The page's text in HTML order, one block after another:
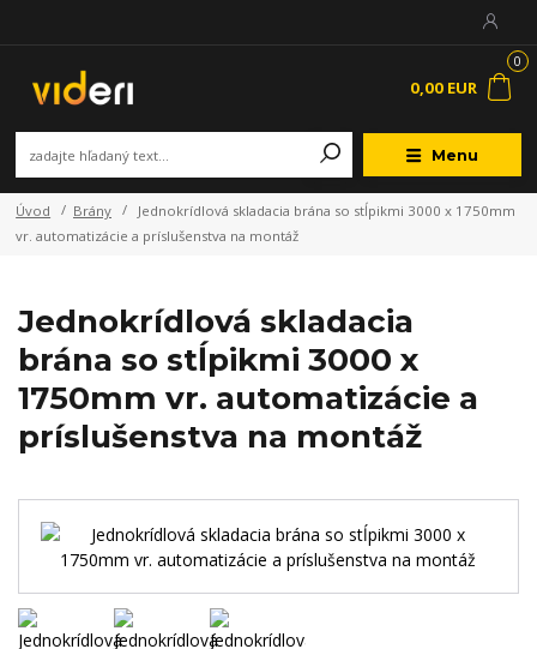
Menu
0
0,00 EUR
Úvod Brány
Jednokrídlová skladacia brána so stĺpikmi 3000 x 1750mm
vr. automatizácie a príslušenstva na montáž
Jednokrídlová skladacia
brána so stĺpikmi 3000 x
1750mm vr. automatizácie a
príslušenstva na montáž